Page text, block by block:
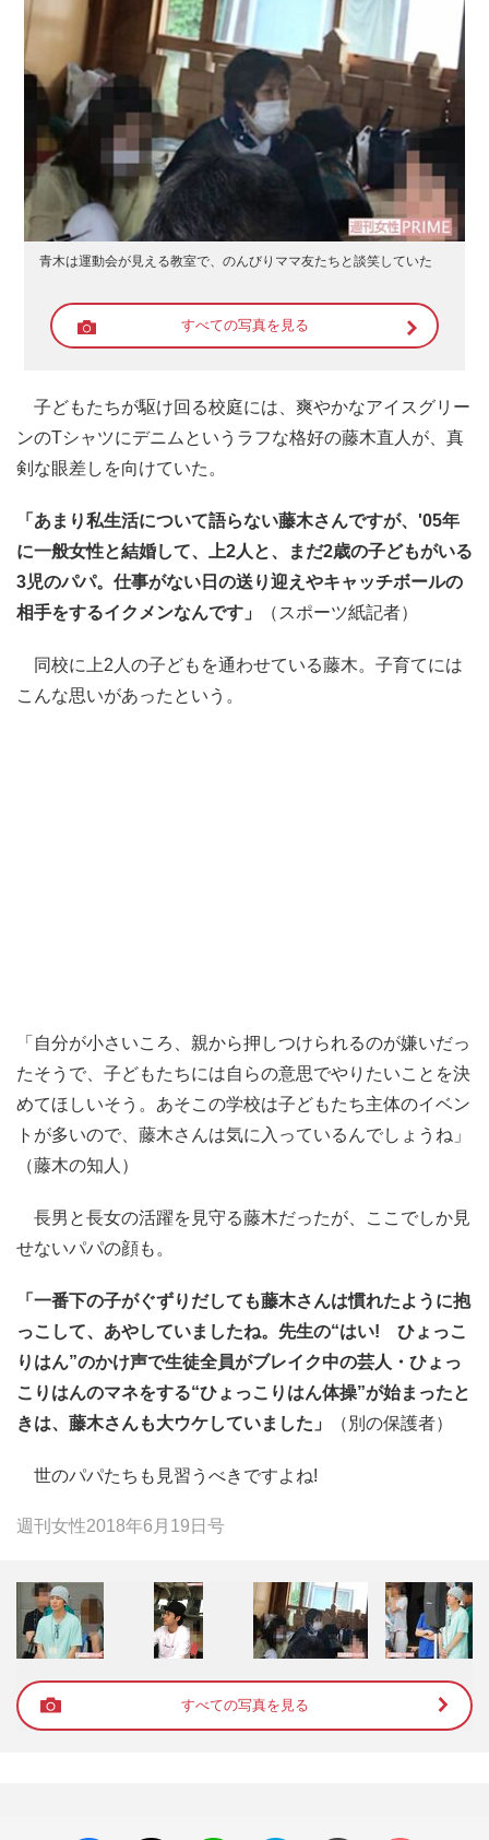
青木は運動会が見える教室で、のんびりママ友たちと談笑していた
すべての写真を見る
子どもたちが駆け回る校庭には、爽やかなアイスグリー
ンのTシャツにデニムというラフな格好の藤木直人が、真
剣な眼差しを向けていた。
「あまり私生活について語らない藤木さんですが、'05年
に一般女性と結婚して、上2人と、まだ2歳の子どもがいる
3児のパパ。仕事がない日の送り迎えやキャッチボールの
相手をするイクメンなんです」
（スポーツ紙記者）
同校に上2人の子どもを通わせている藤木。子育てには
こんな思いがあったという。
「自分が小さいころ、親から押しつけられるのが嫌いだっ
たそうで、子どもたちには自らの意思でやりたいことを決
めてほしいそう。あそこの学校は子どもたち主体のイベン
トが多いので、藤木さんは気に入っているんでしょうね」
（藤木の知人）
長男と長女の活躍を見守る藤木だったが、ここでしか見
せないパパの顔も。
「一番下の子がぐずりだしても藤木さんは慣れたように抱
っこして、あやしていましたね。先生の“はい! ひょっこ
りはん”のかけ声で生徒全員がブレイク中の芸人・ひょっ
こりはんのマネをする“ひょっこりはん体操”が始まったと
きは、藤木さんも大ウケしていました」
（別の保護者）
世のパパたちも見習うべきですよね!
週刊女性2018年6月19日号
すべての写真を見る